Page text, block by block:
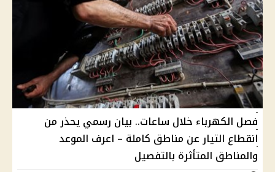
فصل الكهرباء خلال ساعات.. بيان رسمي يحذر من
انقطاع التيار عن مناطق كاملة – اعرف الموعد
والمناطق المتأثرة بالتفصيل